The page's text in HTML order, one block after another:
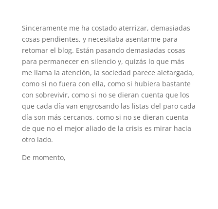
Sinceramente me ha costado aterrizar, demasiadas
cosas pendientes, y necesitaba asentarme para
retomar el blog. Están pasando demasiadas cosas
para permanecer en silencio y, quizás lo que más
me llama la atención, la sociedad parece aletargada,
como si no fuera con ella, como si hubiera bastante
con sobrevivir, como si no se dieran cuenta que los
que cada día van engrosando las listas del paro cada
día son más cercanos, como si no se dieran cuenta
de que no el mejor aliado de la crisis es mirar hacia
otro lado.
De momento,